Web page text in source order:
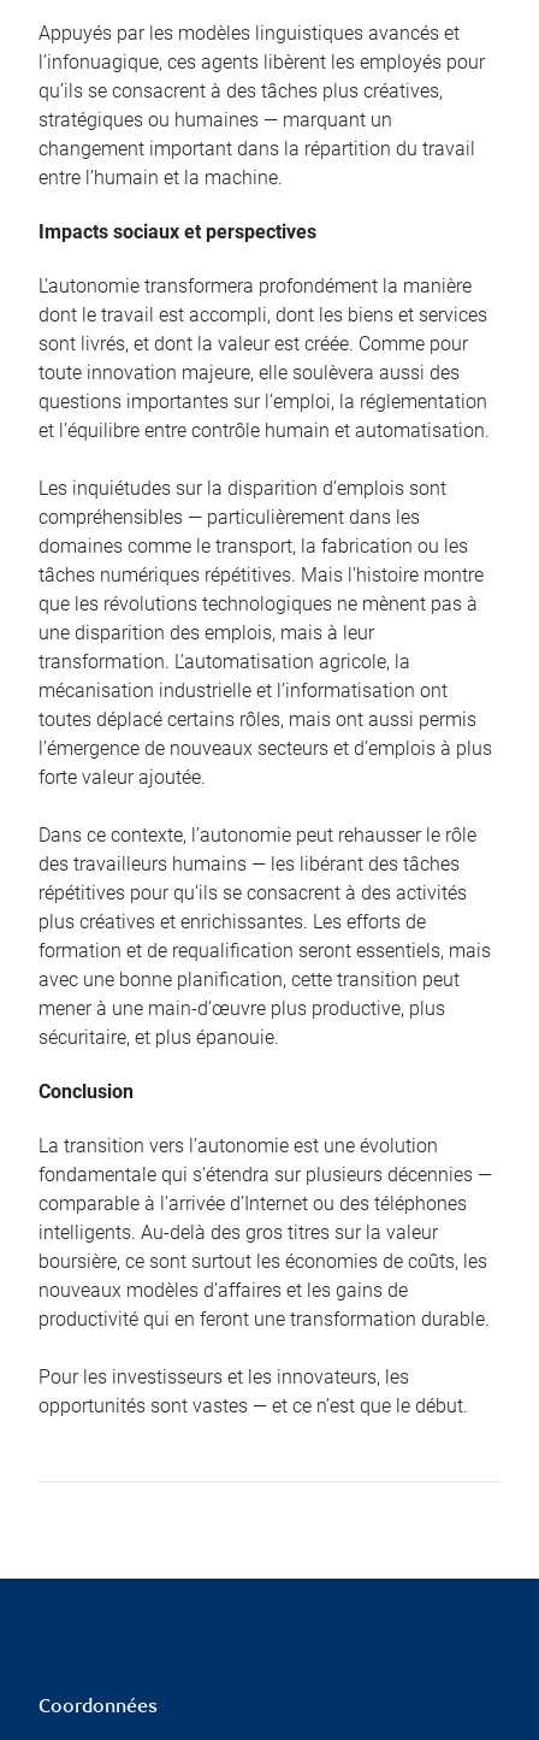
Appuyés par les modèles linguistiques avancés et
l’infonuagique, ces agents libèrent les employés pour
qu’ils se consacrent à des tâches plus créatives,
stratégiques ou humaines — marquant un
changement important dans la répartition du travail
entre l’humain et la machine.
Impacts sociaux et perspectives
L’autonomie transformera profondément la manière
dont le travail est accompli, dont les biens et services
sont livrés, et dont la valeur est créée. Comme pour
toute innovation majeure, elle soulèvera aussi des
questions importantes sur l’emploi, la réglementation
et l’équilibre entre contrôle humain et automatisation.
Les inquiétudes sur la disparition d’emplois sont
compréhensibles — particulièrement dans les
domaines comme le transport, la fabrication ou les
tâches numériques répétitives. Mais l’histoire montre
que les révolutions technologiques ne mènent pas à
une disparition des emplois, mais à leur
transformation. L’automatisation agricole, la
mécanisation industrielle et l’informatisation ont
toutes déplacé certains rôles, mais ont aussi permis
l’émergence de nouveaux secteurs et d’emplois à plus
forte valeur ajoutée.
Dans ce contexte, l’autonomie peut rehausser le rôle
des travailleurs humains — les libérant des tâches
répétitives pour qu’ils se consacrent à des activités
plus créatives et enrichissantes. Les efforts de
formation et de requalification seront essentiels, mais
avec une bonne planification, cette transition peut
mener à une main-d’œuvre plus productive, plus
sécuritaire, et plus épanouie.
Conclusion
La transition vers l’autonomie est une évolution
fondamentale qui s’étendra sur plusieurs décennies —
comparable à l’arrivée d’Internet ou des téléphones
intelligents. Au-delà des gros titres sur la valeur
boursière, ce sont surtout les économies de coûts, les
nouveaux modèles d’affaires et les gains de
productivité qui en feront une transformation durable.
Pour les investisseurs et les innovateurs, les
opportunités sont vastes — et ce n’est que le début.
Coordonnées